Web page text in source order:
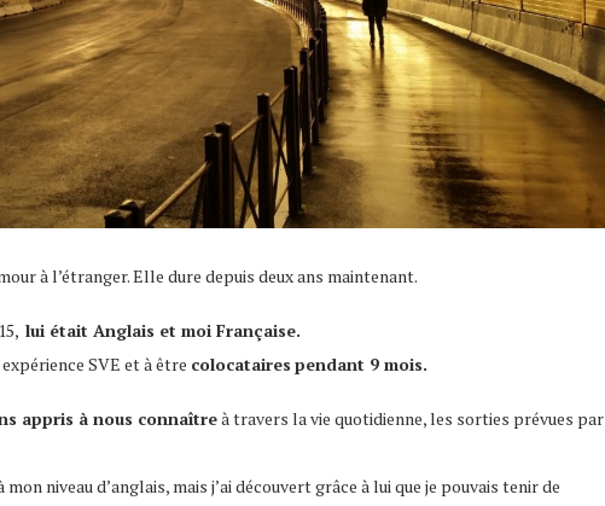
à l’étranger. Elle dure depuis deux ans maintenant.
lui était Anglais et moi Française.
SVE et à être colocataires pendant 9 mois.
appris à nous connaîtreà travers la vie quotidienne, les sorties prévues
niveau d’anglais, mais j’ai découvert grâce à lui que je pouvais tenir de